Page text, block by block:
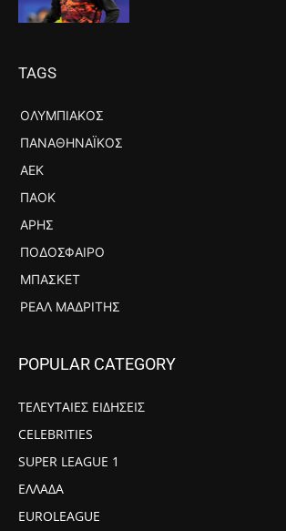
TAGS
ΟΛΥΜΠΙΑΚΌΣ
ΠΑΝΑΘΗΝΑΪΚΌΣ
ΑΕΚ
ΠΑΟΚ
ΆΡΗΣ
ΠΟΔΌΣΦΑΙΡΟ
ΜΠΆΣΚΕΤ
ΡΕΆΛ ΜΑΔΡΊΤΗΣ
POPULAR CATEGORY
ΤΕΛΕΥΤΑΙΕΣ ΕΙΔΗΣΕΙΣ
CELEBRITIES
SUPER LEAGUE 1
ΕΛΛΑΔΑ
EUROLEAGUE